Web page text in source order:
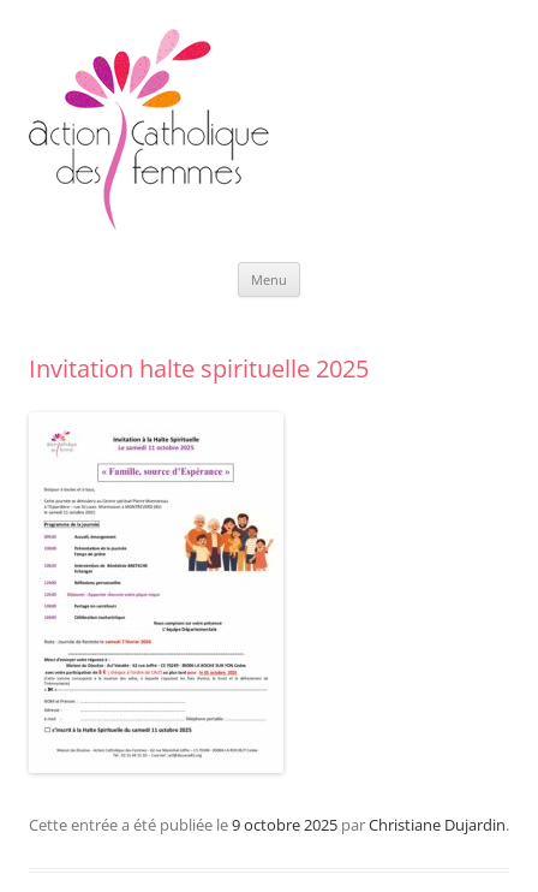
Menu
Invitation halte spirituelle 2025
Cette entrée a été publiée le9 octobre 2025 parChristiane Dujardin.